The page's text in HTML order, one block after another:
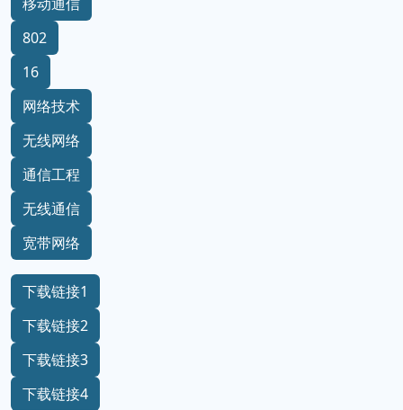
802
16
网络技术
无线网络
通信工程
无线通信
宽带网络
下载链接1
下载链接2
下载链接3
下载链接4